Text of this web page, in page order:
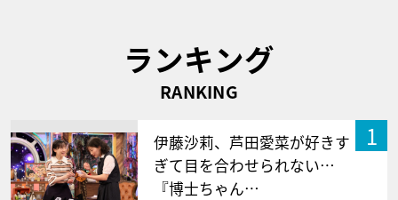
ランキング
RANKING
1
伊藤沙莉、芦田愛菜が好きす
ぎて目を合わせられない…
『博士ちゃん…